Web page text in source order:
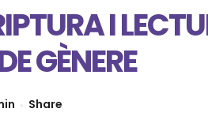
I
GÈNERE
Share